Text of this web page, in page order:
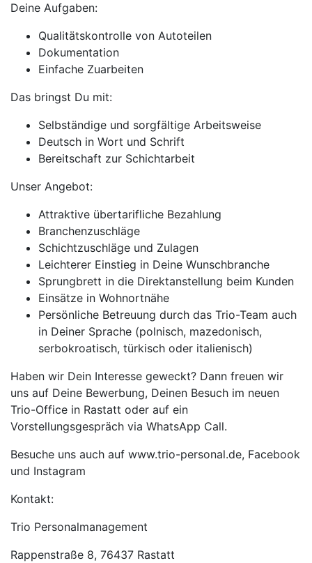
Deine Aufgaben:
Qualitätskontrolle von Autoteilen
Dokumentation
Einfache Zuarbeiten
Das bringst Du mit:
Selbständige und sorgfältige Arbeitsweise
Deutsch in Wort und Schrift
Bereitschaft zur Schichtarbeit
Unser Angebot:
Attraktive übertarifliche Bezahlung
Branchenzuschläge
Schichtzuschläge und Zulagen
Leichterer Einstieg in Deine Wunschbranche
Sprungbrett in die Direktanstellung beim Kunden
Einsätze in Wohnortnähe
Persönliche Betreuung durch das Trio-Team auch
in Deiner Sprache (polnisch, mazedonisch,
serbokroatisch, türkisch oder italienisch)
Haben wir Dein Interesse geweckt? Dann freuen wir
uns auf Deine Bewerbung, Deinen Besuch im neuen
Trio-Office in Rastatt oder auf ein
Vorstellungsgespräch via WhatsApp Call.
Besuche uns auch auf www.trio-personal.de, Facebook
und Instagram
Kontakt:
Trio Personalmanagement
Rappenstraße 8, 76437 Rastatt